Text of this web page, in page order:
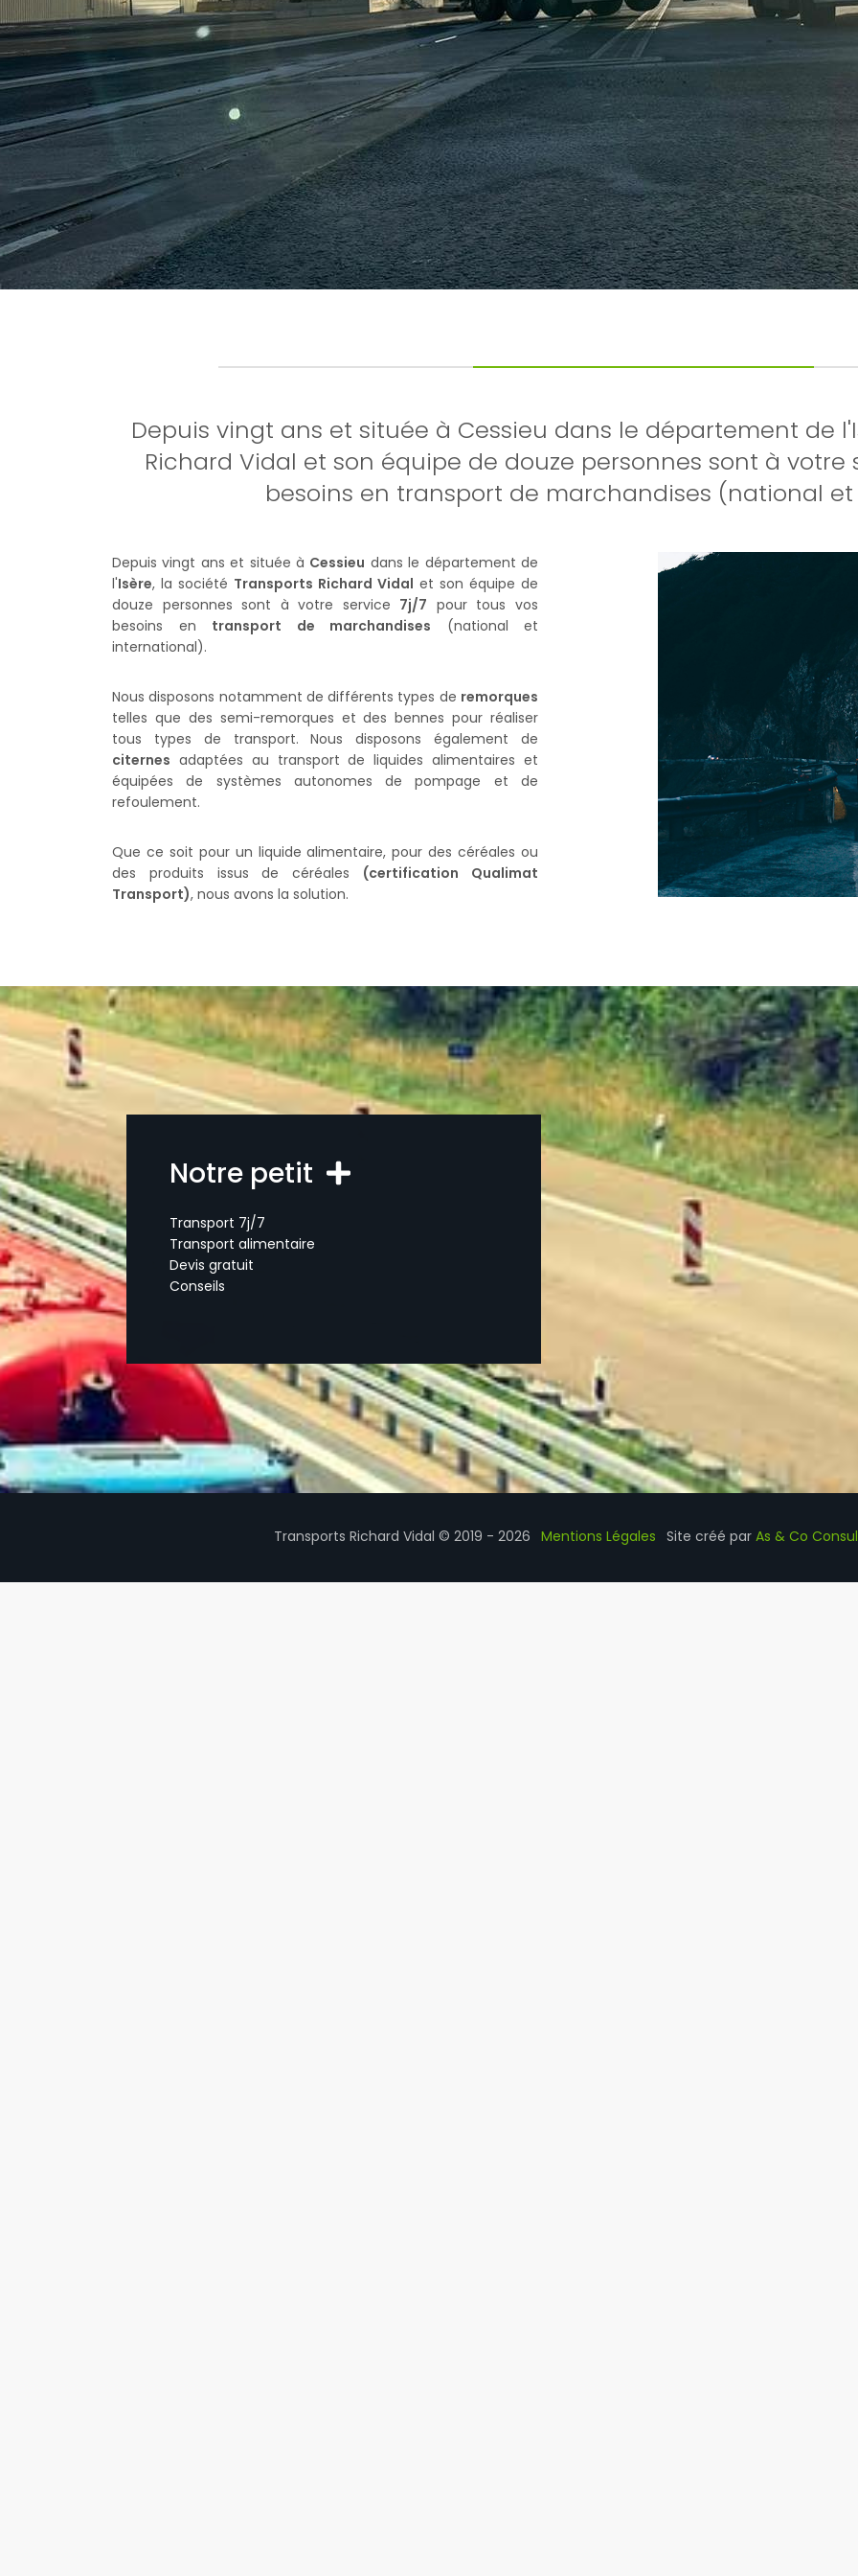
Depuis vingt ans et située à Cessieu dans le département de
Richard Vidal et son équipe de douze personnes sont à votre
besoins en transport de marchandises (national
Depuis vingt ans et située à Cessieu dans le département de
l'Isère, la société Transports Richard Vidal et son équipe de
douze personnes sont à votre service 7j/7 pour tous vos
besoins en transport de marchandises (national et
international).
Nous disposons notamment de différents types de remorques
telles que des semi-remorques et des bennes pour réaliser
tous types de transport. Nous disposons également de
citernes adaptées au transport de liquides alimentaires et
équipées de systèmes autonomes de pompage et de
refoulement.
Que ce soit pour un liquide alimentaire, pour des céréales ou
des produits issus de céréales (certification Qualimat
Transport), nous avons la solution.
Notre petit
Transport 7j/7
Transport alimentaire
Devis gratuit
Conseils
Transports Richard Vidal © 2019 - 2026 Mentions Légales Site créé par As & Co